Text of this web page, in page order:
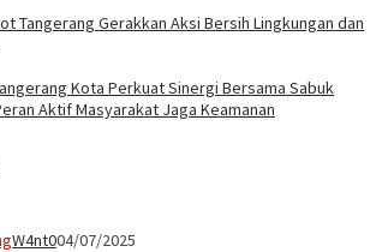
Tangerang Gerakkan Aksi Bersih Lingkungan dan
Kota Perkuat Sinergi Bersama Sabuk
Aktif Masyarakat Jaga Keamanan
W4nt004/07/2025